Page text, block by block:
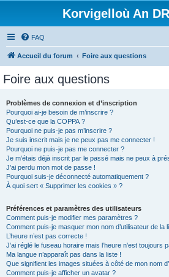
Korvigelloù An
FAQ
Accueil du forum Foire aux questions
Foire aux questions
Problèmes de connexion et d’inscription
Pourquoi ai-je besoin de m’inscrire ?
Qu’est-ce que la COPPA ?
Pourquoi ne puis-je pas m’inscrire ?
Je suis inscrit mais je ne peux pas me connecter !
Pourquoi ne puis-je pas me connecter ?
Je m’étais déjà inscrit par le passé mais ne peux à
J’ai perdu mon mot de passe !
Pourquoi suis-je déconnecté automatiquement ?
À quoi sert « Supprimer les cookies » ?
Préférences et paramètres des utilisateurs
Comment puis-je modifier mes paramètres ?
Comment puis-je masquer mon nom d’utilisateur de la
L’heure n’est pas correcte !
J’ai réglé le fuseau horaire mais l’heure n’est toujours
Ma langue n’apparaît pas dans la liste !
Que signifient les images situées à côté de mon nom
Comment puis-je afficher un avatar ?